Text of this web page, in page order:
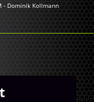
- Dominik Kollmann